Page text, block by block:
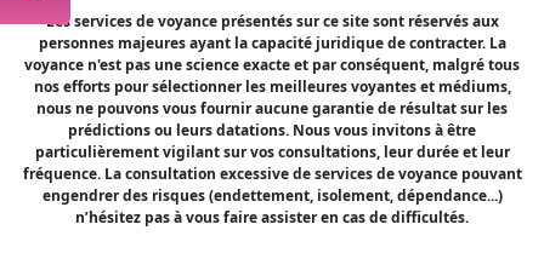
Les services de voyance présentés sur ce site sont réservés aux
personnes majeures ayant la capacité juridique de contracter. La
voyance n'est pas une science exacte et par conséquent, malgré tous
nos efforts pour sélectionner les meilleures voyantes et médiums,
nous ne pouvons vous fournir aucune garantie de résultat sur les
prédictions ou leurs datations. Nous vous invitons à être
particulièrement vigilant sur vos consultations, leur durée et leur
fréquence. La consultation excessive de services de voyance pouvant
engendrer des risques (endettement, isolement, dépendance...)
n’hésitez pas à vous faire assister en cas de difficultés.